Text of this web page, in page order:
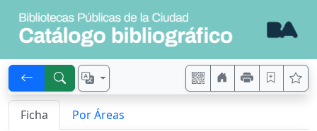
Ficha Por Áreas